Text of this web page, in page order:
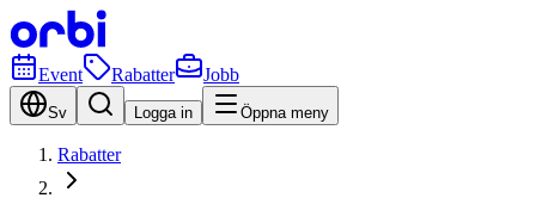
Event Rabatter Jobb
Sv Logga in Öppna meny
Rabatter